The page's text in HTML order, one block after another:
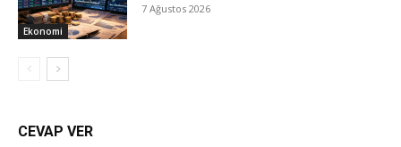
Ekonomi
7 Ağustos 2026
CEVAP VER